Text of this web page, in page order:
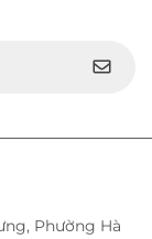
Phường Hà